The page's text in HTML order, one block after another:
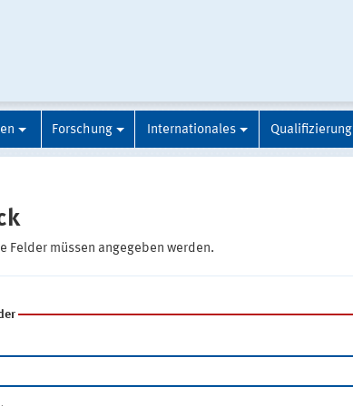
Forschung Internationales Qualifizierung
Felder müssen angegeben werden.